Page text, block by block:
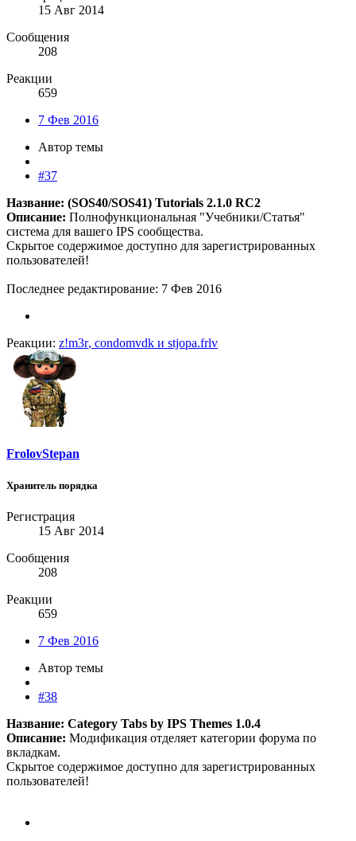
15 Авг 2014
Сообщения
208
Реакции
659
7 Фев 2016
Автор темы
#37
Название: (SOS40/SOS41) Tutorials 2.1.0 RC2
Описание: Полнофункциональная "Учебники/Статья"
система для вашего IPS сообщества.
Скрытое содержимое доступно для зарегистрированных
пользователей!
Последнее редактирование: 7 Фев 2016
Реакции: z!m3r, condomvdk и stjopa.frlv
FrolovStepan
Хранитель порядка
Регистрация
15 Авг 2014
Сообщения
208
Реакции
659
7 Фев 2016
Автор темы
#38
Название: Category Tabs by IPS Themes 1.0.4
Описание: Модификация отделяет категории форума по
вкладкам.
Скрытое содержимое доступно для зарегистрированных
пользователей!